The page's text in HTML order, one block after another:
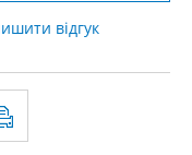
відгук